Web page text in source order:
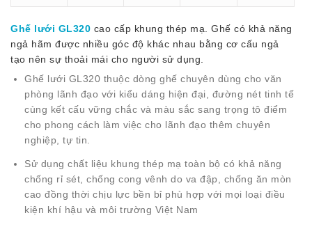
Ghế lưới GL320 cao cấp khung thép mạ. Ghế có khả năng
ngả hãm được nhiều góc độ khác nhau bằng cơ cấu ngả
tạo nên sự thoải mái cho người sử dụng.
Ghế lưới GL320 thuộc dòng ghế chuyên dùng cho văn
phòng lãnh đạo với kiểu dáng hiện đại, đường nét tinh tế
cùng kết cấu vững chắc và màu sắc sang trọng tô điểm
cho phong cách làm việc cho lãnh đạo thêm chuyên
nghiệp, tự tin.
Sử dụng chất liệu khung thép mạ toàn bộ có khả năng
chống rỉ sét, chống cong vênh do va đập, chống ăn mòn
cao đồng thời chịu lực bền bỉ phù hợp với mọi loại điều
kiện khí hậu và môi trường Việt Nam